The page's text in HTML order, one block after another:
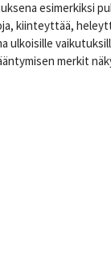
esimerkiksi
kiinteyttää,
ulkoisille
merkit